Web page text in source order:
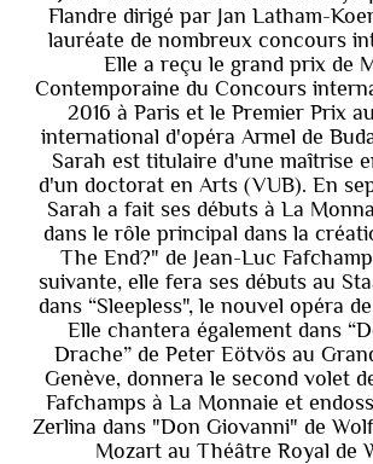
Flandre dirigé par Jan Latham-
lauréate de nombreux concours
Elle a reçu le grand prix de
Contemporaine du Concours
2016 à Paris et le Premier Prix
international d'opéra Armel de
Sarah est titulaire d'une maîtrise
d'un doctorat en Arts (VUB). En
Sarah a fait ses débuts à La
dans le rôle principal dans la
The End?" de Jean-Luc
suivante, elle fera ses débuts au
dans “Sleepless", le nouvel opéra
Elle chantera également dans
Drache” de Peter Eötvös au
Genève, donnera le second volet
Fafchamps à La Monnaie et
Zerlina dans "Don Giovanni" de
Mozart au Théâtre Royal de